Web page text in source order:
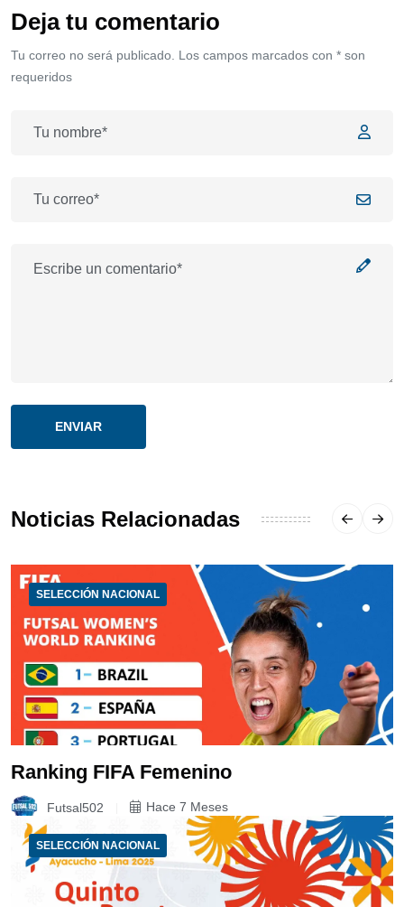
Deja tu comentario
Tu correo no será publicado. Los campos marcados con * son
requeridos
ENVIAR
Noticias Relacionadas
SELECCIÓN NACIONAL
Ranking FIFA Femenino
Futsal502 Hace 7 Meses
SELECCIÓN NACIONAL